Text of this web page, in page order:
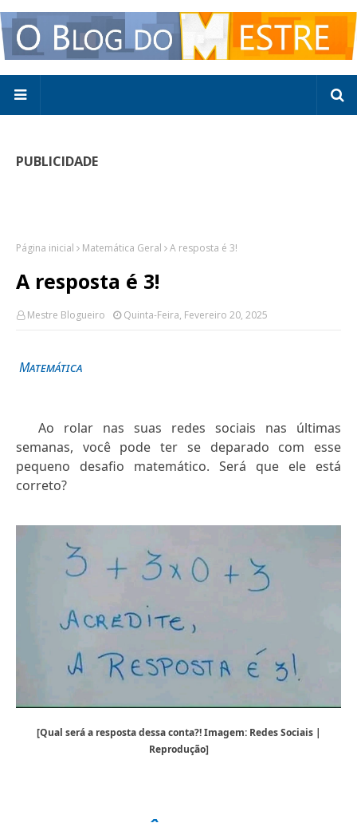
PUBLICIDADE
Página inicial Matemática Geral A resposta é 3!
A resposta é 3!
Mestre Blogueiro Quinta-Feira, Fevereiro 20, 2025
Matemática
Ao rolar nas suas redes sociais nas últimas
semanas, você pode ter se deparado com esse
pequeno desafio matemático. Será que ele está
correto?
[Qual será a resposta dessa conta?! Imagem: Redes Sociais |
Reprodução]